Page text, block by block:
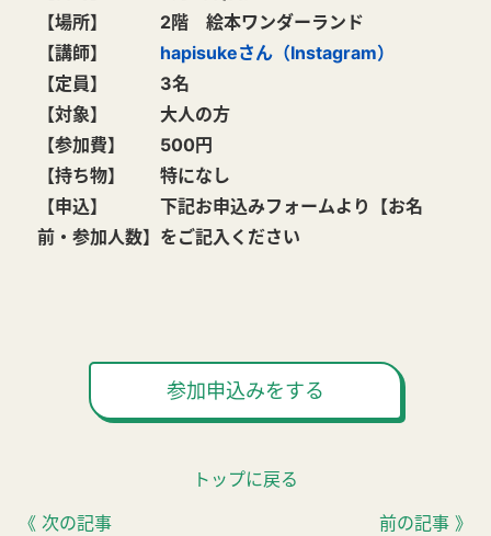
【場所】 2階 絵本ワンダーランド
【講師】 hapisukeさん（Instagram）
【定員】 3名
【対象】 大人の方
【参加費】 500円
【持ち物】 特になし
【申込】 下記お申込みフォームより【お名
前・参加人数】をご記入ください
参加申込みをする
《 次の記事
トップに戻る
前の記事 》